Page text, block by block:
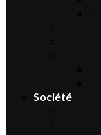
Société